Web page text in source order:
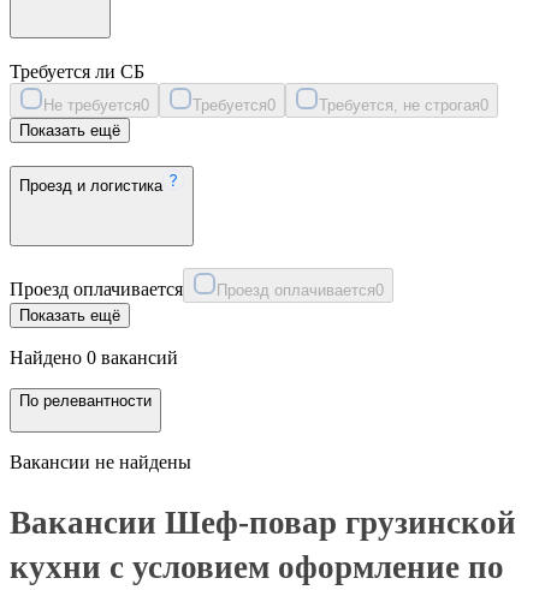
Требуется ли СБ
Не требуется0 Требуется0 Требуется, не строгая0
Показать ещё
Проезд и логистика
Проезд оплачивается Проезд оплачивается0
Показать ещё
Найдено 0 вакансий
По релевантности
Вакансии не найдены
Вакансии Шеф-повар грузинской
кухни с условием оформление по